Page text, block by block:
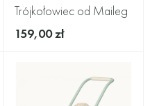
Trójkołowiec od Maileg
159,00 zł